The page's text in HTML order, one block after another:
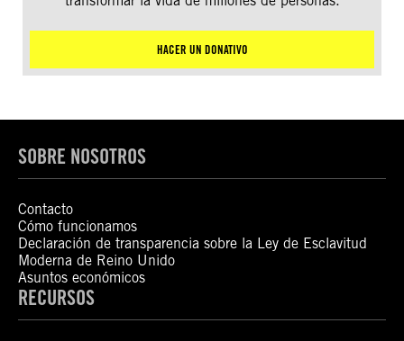
HACER UN DONATIVO
SOBRE NOSOTROS
Contacto
Cómo funcionamos
Declaración de transparencia sobre la Ley de Esclavitud
Moderna de Reino Unido
Asuntos económicos
RECURSOS